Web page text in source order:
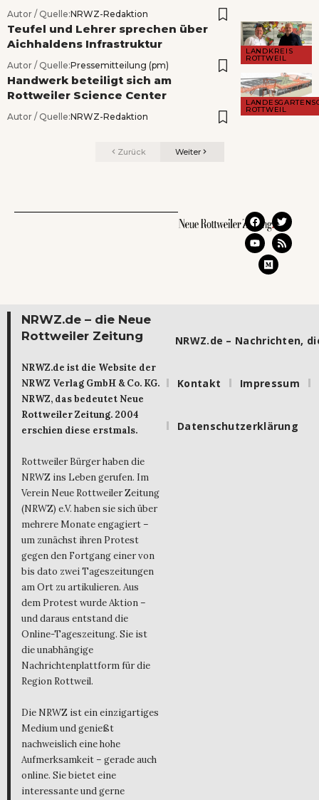
Autor / Quelle:NRWZ-Redaktion
LANDKREIS
ROTTWEIL
Teufel und Lehrer sprechen über
Aichhaldens Infrastruktur
Autor / Quelle:Pressemitteilung (pm)
ROTTWEIL
Handwerk beteiligt sich am
Rottweiler Science Center
Autor / Quelle:NRWZ-Redaktion
Zurück Weiter
NRWZ.de – die Neue
Rottweiler Zeitung
NRWZ.de ist die Website der
NRWZ Verlag GmbH & Co. KG.
NRWZ, das bedeutet Neue
Rottweiler Zeitung. 2004
erschien diese erstmals.
Rottweiler Bürger haben die
NRWZ ins Leben gerufen. Im
Verein Neue Rottweiler Zeitung
(NRWZ) e.V. haben sie sich über
mehrere Monate engagiert –
um zunächst ihren Protest
gegen den Fortgang einer von
bis dato zwei Tageszeitungen
am Ort zu artikulieren. Aus
dem Protest wurde Aktion –
und daraus entstand die
Online-Tageszeitung. Sie ist
die unabhängige
Nachrichtenplattform für die
Region Rottweil.
Die NRWZ ist ein einzigartiges
Medium und genießt
nachweislich eine hohe
Aufmerksamkeit – gerade auch
online. Sie bietet eine
interessante und gerne
NRWZ.de – Nachrichten,
Kontakt Impressum
Datenschutzerklärung